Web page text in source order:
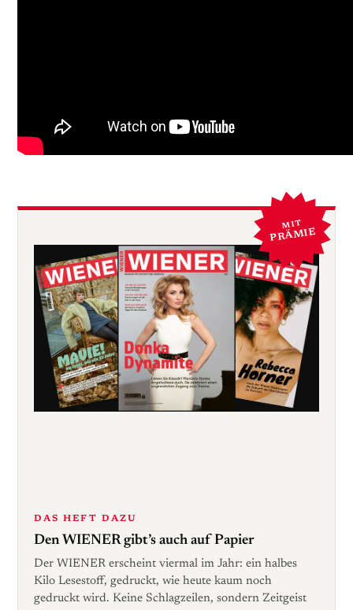
MIT
PRÄMIE
DAS HEFT DAZU
Den WIENER gibt’s auch auf Papier
Der WIENER erscheint viermal im Jahr: ein halbes
Kilo Lesestoff, gedruckt, wie heute kaum noch
gedruckt wird. Keine Schlagzeilen, sondern Zeitgeist